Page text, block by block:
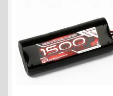
Liefer- und Versandkosten
Zahlungsarten